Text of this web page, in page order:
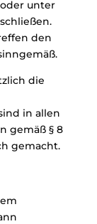
unter
den
die
in allen
gemäß § 8
gemacht.